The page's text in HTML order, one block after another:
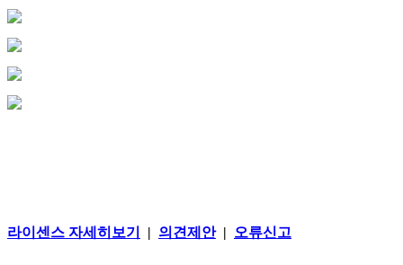
라이센스 자세히보기 | 의견제안| 오류신고